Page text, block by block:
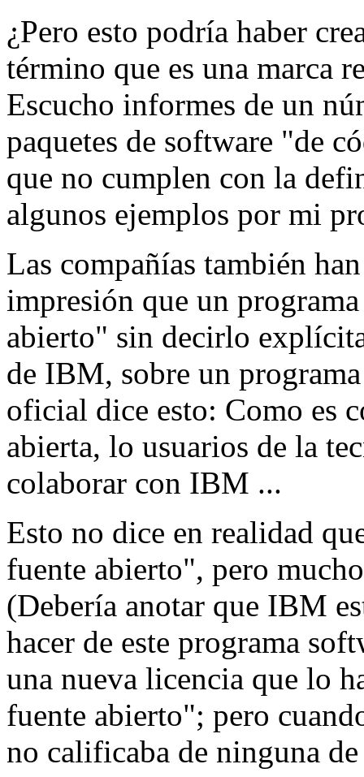
¿Pero esto podría haber
término que es una marca
Escucho informes de un
paquetes de software "de
que no cumplen con la
algunos ejemplos por mi
Las compañías también
impresión que un
abierto" sin decirlo
de IBM, sobre un
oficial dice esto: Como es
abierta, lo usuarios de la
colaborar con IBM ...
Esto no dice en realidad
fuente abierto", pero
(Debería anotar que IBM
hacer de este programa
una nueva licencia que lo
fuente abierto"; pero
no calificaba de ninguna